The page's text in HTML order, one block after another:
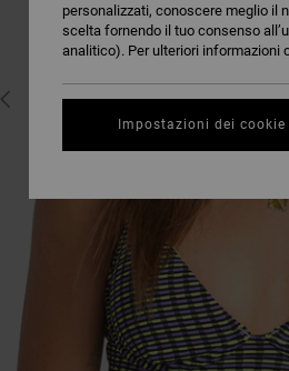
personalizzati, conoscere meglio il
scelta fornendo il tuo consenso
analitico). Per ulteriori informazioni
Impostazioni dei cookie